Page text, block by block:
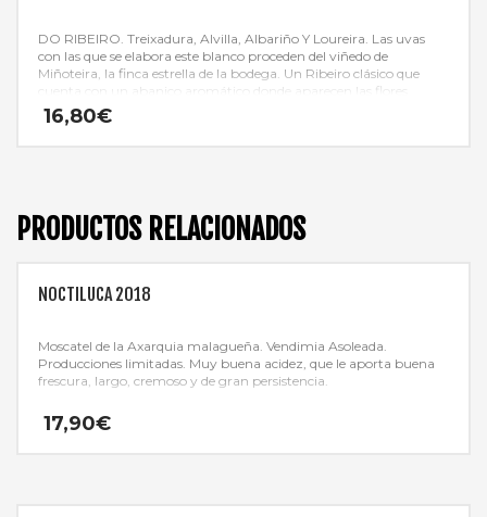
DO RIBEIRO. Treixadura, Alvilla, Albariño Y Loureira. Las uvas
con las que se elabora este blanco proceden del viñedo de
Miñoteira, la finca estrella de la bodega. Un Ribeiro clásico que
cuenta con un abanico aromático donde aparecen las flores
blancas y las lías finas, mientras que su paso por boca resulta
frutal, elegante y con una buena acidez.
16,80€
PRODUCTOS RELACIONADOS
NOCTILUCA 2018
Moscatel de la Axarquia malagueña. Vendimia Asoleada.
Producciones limitadas. Muy buena acidez, que le aporta buena
frescura, largo, cremoso y de gran persistencia.
17,90€